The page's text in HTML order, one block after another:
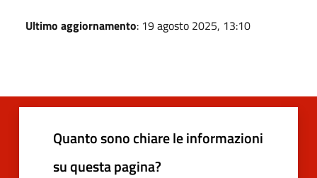
Ultimo aggiornamento: 19 agosto 2025, 13:10
Quanto sono chiare le informazioni
su questa pagina?